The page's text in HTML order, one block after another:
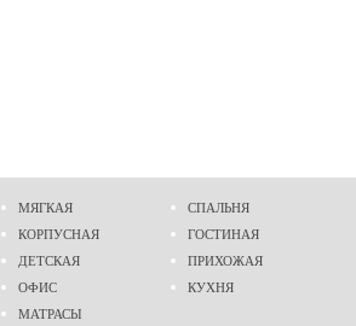
МЯГКАЯ
КОРПУСНАЯ
ДЕТСКАЯ
ОФИС
МАТРАСЫ
СПАЛЬНЯ
ГОСТИНАЯ
ПРИХОЖАЯ
КУХНЯ